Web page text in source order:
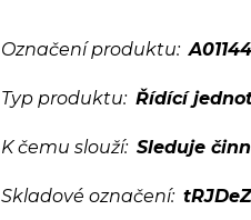
Označení produktu:
Typ produktu: Řídící
K čemu slouží: Sleduje
Skladové označení: